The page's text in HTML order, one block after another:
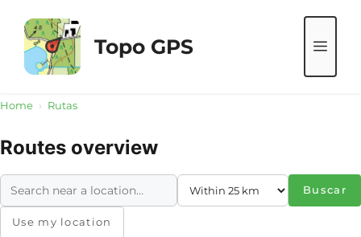
contenido
Topo GPS
Home › Rutas
Routes overview
Buscar
Use my location